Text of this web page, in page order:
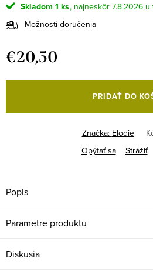
Skladom 1 ks
7.8.2026
Možnosti doručenia
€20,50
cena:
PRIDAŤ DO
Značka: Elodie
Opýtať sa
Strážiť
Popis
Parametre produktu
Diskusia